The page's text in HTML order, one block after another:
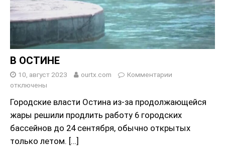
В ОСТИНЕ
10, август 2023 ourtx.com
Комментарии
отключены
Городские власти Остина из-за продолжающейся
жары решили продлить работу 6 городских
бассейнов до 24 сентября, обычно открытых
только летом. […]